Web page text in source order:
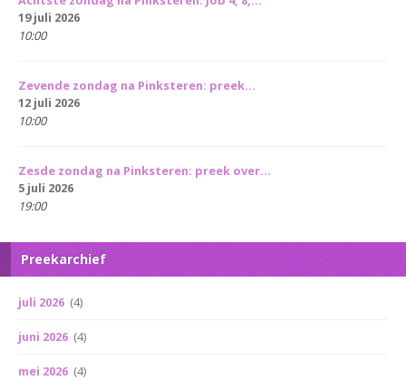
19 juli 2026
10:00
Zevende zondag na Pinksteren: preek...
12 juli 2026
10:00
Zesde zondag na Pinksteren: preek over...
5 juli 2026
19:00
Preekarchief
juli 2026 (4)
juni 2026 (4)
mei 2026 (4)